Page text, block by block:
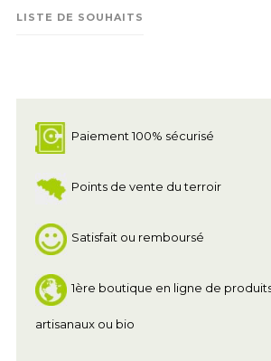
LISTE DE SOUHAITS
Paiement 100% sécurisé
Points de vente du terroir
Satisfait ou remboursé
1ère boutique en ligne de
artisanaux ou bio